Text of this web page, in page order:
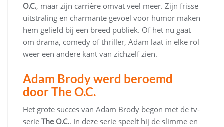
O.C., maar zijn carrière omvat veel meer. Zijn frisse
uitstraling en charmante gevoel voor humor maken
hem geliefd bij een breed publiek. Of het nu gaat
om drama, comedy of thriller, Adam laat in elke rol
weer een andere kant van zichzelf zien.
Adam Brody werd beroemd
door The O.C.
Het grote succes van Adam Brody begon met de tv-
serie The O.C.. In deze serie speelt hij de slimme en